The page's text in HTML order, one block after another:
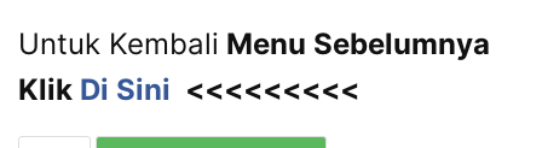
Untuk Kembali Menu Sebelumnya
Klik Di Sini <<<<<<<<<